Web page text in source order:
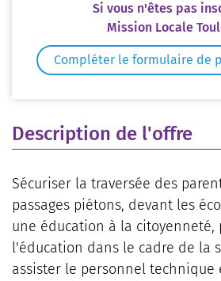
Description de l'offre
Sécuriser la traversée des
passages piétons, devant les
une éducation à la citoyenneté,
l'éducation dans le cadre de la
assister le personnel technique
Si vous n'êtes pas
Mission Locale
Compléter le formulaire de